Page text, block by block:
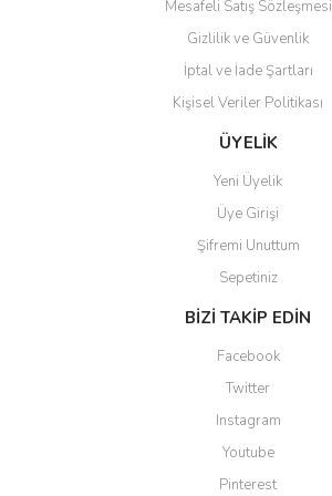
Gönder
Mesafeli Satış Sözleşmesi
Gizlilik ve Güvenlik
İptal ve İade Şartları
Kişisel Veriler Politikası
ÜYELİK
Yeni Üyelik
Üye Girişi
Şifremi Unuttum
Sepetiniz
BİZİ TAKİP EDİN
Facebook
Twitter
Instagram
Youtube
Pinterest